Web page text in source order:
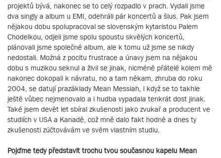
projektů bývá, nakonec se to celý rozpadlo v prach. Vydali jsme
dva singly a album u EMI, odehráli pár koncertů a šlus. Pak jsem
nějakou dobu spolupracoval se slovenským kytaristou Palem
Chodelkou, odjeli jsme spolu spoustu skvělých koncertů,
plánovali jsme společné album, ale k tomu už jsme se nikdy
nedostali. Možná z pocitu frustrace a únavy jsem na nějakou
dobu s muzikou seknul a živil se jinak, nicméně přátelé kolem mě
nakonec dokopali k návratu, no a tam někam, zhruba do roku
2004, se datují prazáklady Mean Messiah, i když se to takhle
ještě vůbec nejmenovalo a i hudba vypadala tenkrát dost jinak.
Také jsem devět let sbíral zkušenosti jako zvukař a producent ve
studiích v USA a Kanadě, což mně dalo fakt hodně a dnes ty
zkušenosti zúčtovávám ve svém vlastním studiu.
Pojďme tedy představit trochu tvou současnou kapelu Mean